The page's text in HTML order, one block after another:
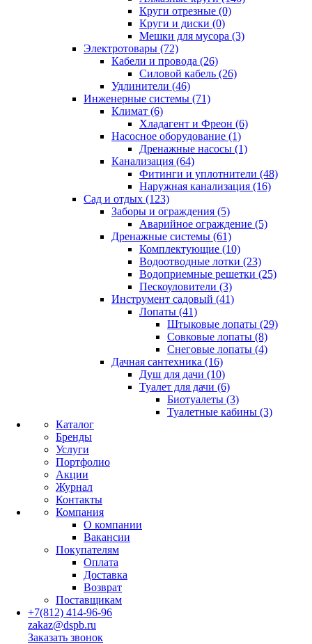
Круги отрезные (0)
Круги и диски (0)
Мешки для мусора (3)
Электротовары (72)
Кабели и провода (26)
Силовой кабель (26)
Удлинители (46)
Инженерные системы (71)
Климат (6)
Хладагент и Фреон (6)
Насосное оборудование (1)
Дренажные насосы (1)
Канализация (64)
Фитинги и уплотнители (48)
Наружная канализация (16)
Сад и отдых (123)
Заборы и ограждения (5)
Аварийное ограждение (5)
Дренажные системы (61)
Комплектующие (10)
Водоотводные лотки (23)
Водоприемные решетки (25)
Пескоуловители (3)
Инструмент садовый (41)
Лопаты (41)
Штыковые лопаты (29)
Совковые лопаты (8)
Снеговые лопаты (4)
Дачная сантехника (16)
Душ для дачи (10)
Туалет для дачи (6)
Биотуалеты (3)
Туалетные кабины (3)
Каталог
Бренды
Услуги
Портфолио
Акции
Журнал
Контакты
Компания
О компании
Вакансии
Покупателям
Оплата
Доставка
Возврат
Поставщикам
+7(812) 414-96-96
zakaz@dspb.ru
Заказать звонок